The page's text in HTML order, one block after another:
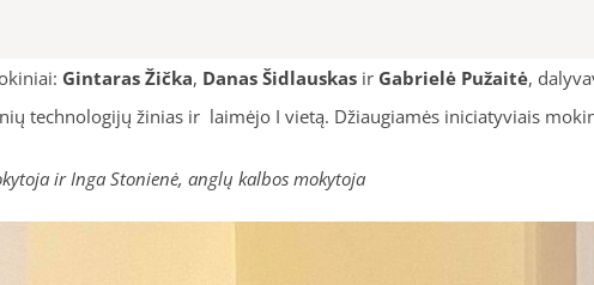
Gintaras Žička, Danas Šidlauskasir Gabrielė Pužaitė,
technologijų žinias ir laimėjo I vietą. Džiaugiamės iniciatyviais
ir Inga Stonienė, anglų kalbos mokytoja